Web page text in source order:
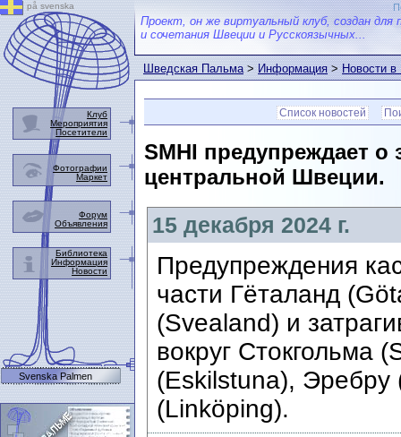
Проект, он же виртуальный клуб, создан для
и сочетания Швеции и Русскоязычных...
Шведская Пальма>Информация>Новости
Список новостей
SMHI предупреждает
центральной Швеции.
15 декабря 2024 г.
Предупреждения
части Гёталанд
(Svealand) и
вокруг Стокгольма
(Eskilstuna), Эребру
(Linköping).
på svenska
Клуб
Мероприятия
Посетители
Фотографии
Маркет
Форум
Объявления
Библиотека
Информация
Новости
Svenska Palmen